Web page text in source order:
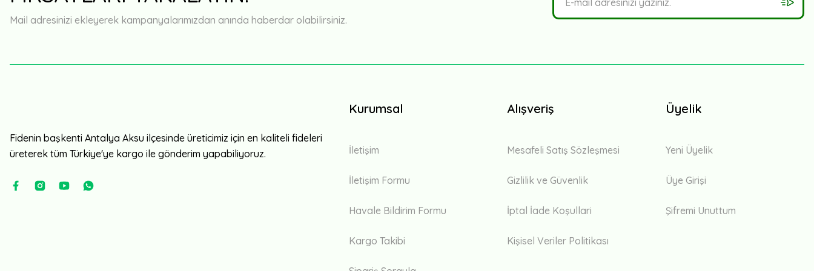
Mail adresinizi ekleyerek kampanyalarımızdan anında haberdar olabilirsiniz.
Fidenin başkenti Antalya Aksu ilçesinde üreticimiz için en kaliteli fideleri
üreterek tüm Türkiye'ye kargo ile gönderim yapabiliyoruz.
Kurumsal
İletişim
İletişim Formu
Havale Bildirim Formu
Kargo Takibi
Alışveriş
Mesafeli Satış Sözleşmesi
Gizlilik ve Güvenlik
İptal İade Koşullari
Kişisel Veriler Politikası
Üyelik
Yeni Üyelik
Üye Girişi
Şifremi Unuttum